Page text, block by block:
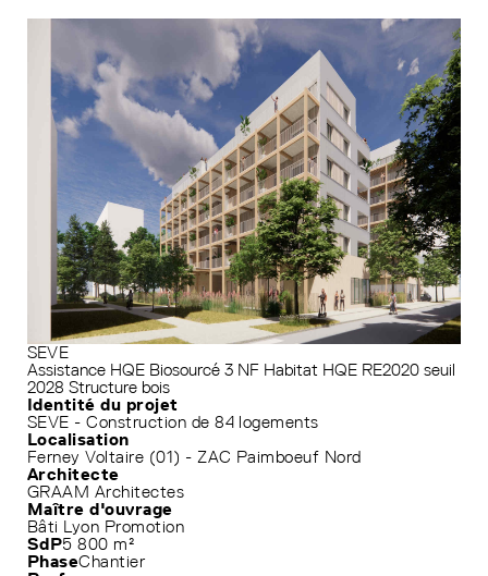
SEVE
Assistance HQE Biosourcé 3 NF Habitat HQE RE2020 seuil
2028 Structure bois
Identité du projet
SEVE - Construction de 84 logements
Localisation
Ferney Voltaire (01) - ZAC Paimboeuf Nord
Architecte
GRAAM Architectes
Maître d'ouvrage
Bâti Lyon Promotion
SdP5 800 m²
PhaseChantier